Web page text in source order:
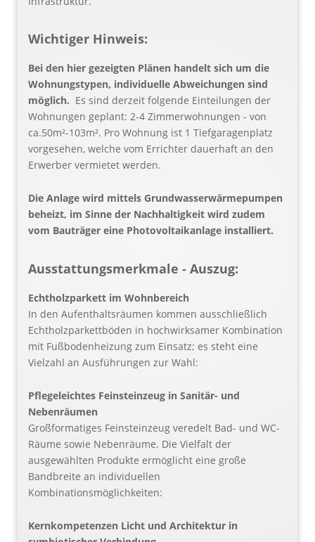
Wichtiger Hinweis:
Bei den hier gezeigten Plänen handelt sich um die
Wohnungstypen, individuelle Abweichungen sind
möglich. Es sind derzeit folgende Einteilungen der
Wohnungen geplant: 2-4 Zimmerwohnungen - von
ca.50m²-103m². Pro Wohnung ist 1 Tiefgaragenplatz
vorgesehen, welche vom Errichter dauerhaft an den
Erwerber vermietet werden.
Die Anlage wird mittels Grundwasserwärmepumpen
beheizt, im Sinne der Nachhaltigkeit wird zudem
vom Bauträger eine Photovoltaikanlage installiert.
Ausstattungsmerkmale - Auszug:
Echtholzparkett im Wohnbereich
In den Aufenthaltsräumen kommen ausschließlich
Echtholzparkettböden in hochwirksamer Kombination
mit Fußbodenheizung zum Einsatz; es steht eine
Vielzahl an Ausführungen zur Wahl:
Pflegeleichtes Feinsteinzeug in Sanitär- und
Nebenräumen
Großformatiges Feinsteinzeug veredelt Bad- und WC-
Räume sowie Nebenräume. Die Vielfalt der
ausgewählten Produkte ermöglicht eine große
Bandbreite an individuellen
Kombinationsmöglichkeiten:
Kernkompetenzen Licht und Architektur in